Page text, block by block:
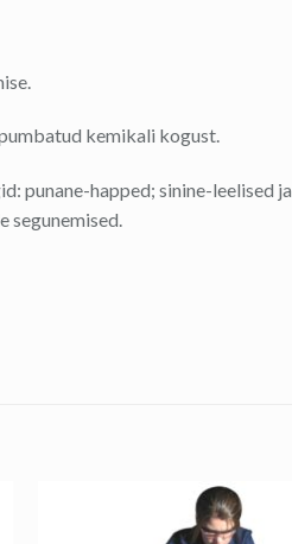
kemikali kogust.
punane-happed; sinine-leelised ja
segunemised.